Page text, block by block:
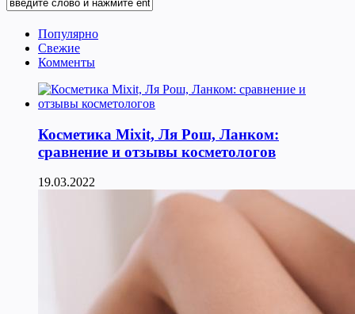
Популярно
Свежие
Комменты
Косметика Мixit, Ля Рош, Ланком:
сравнение и отзывы косметологов
19.03.2022